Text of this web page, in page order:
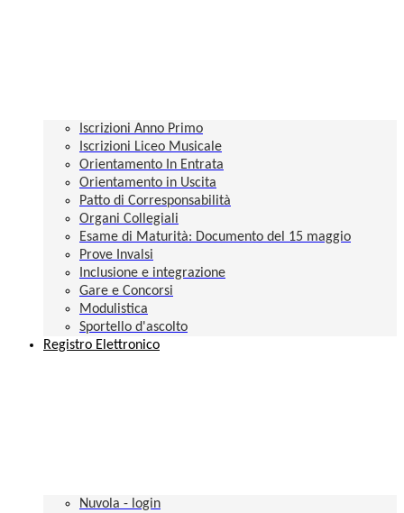
Iscrizioni Anno Primo
Iscrizioni Liceo Musicale
Orientamento In Entrata
Orientamento in Uscita
Patto di Corresponsabilità
Organi Collegiali
Esame di Maturità: Documento del 15 maggio
Prove Invalsi
Inclusione e integrazione
Gare e Concorsi
Modulistica
Sportello d'ascolto
Registro Elettronico
Nuvola - login